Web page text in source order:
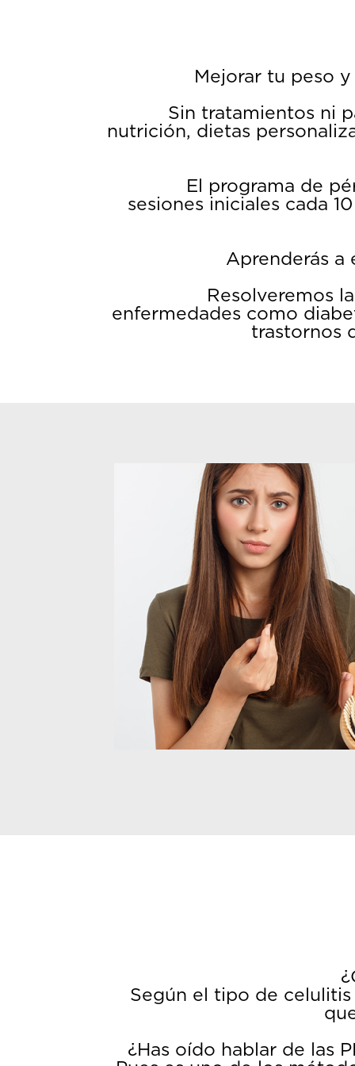
Mejorar tu peso
Sin tratamientos ni
nutrición, dietas
El programa de
sesiones iniciales cada
Aprenderás a
Resolveremos
enfermedades como
trastornos
Según el tipo de
¿Has oído hablar de las